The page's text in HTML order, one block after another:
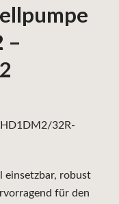
–
einsetzbar, robust
für den
32R-